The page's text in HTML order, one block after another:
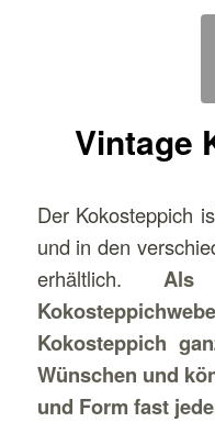
Vintage
Der Kokosteppich
und in den
erhältlich. Als
Kokosteppich
Wünschen und
und Form fast